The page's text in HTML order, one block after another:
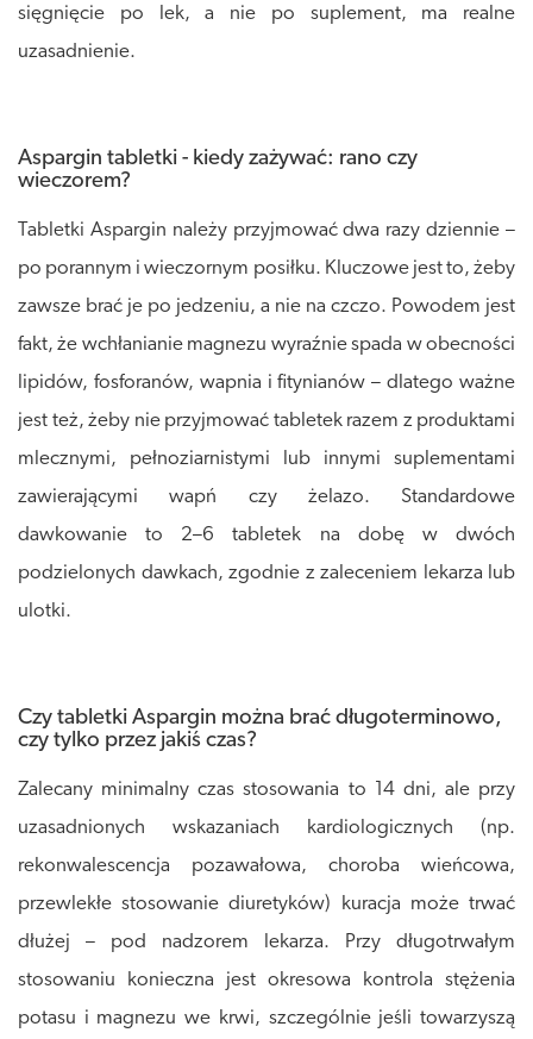
sięgnięcie po lek, a nie po suplement, ma realne
uzasadnienie.
Aspargin tabletki - kiedy zażywać: rano czy
wieczorem?
Tabletki Aspargin należy przyjmować dwa razy dziennie –
po porannym i wieczornym posiłku. Kluczowe jest to, żeby
zawsze brać je po jedzeniu, a nie na czczo. Powodem jest
fakt, że wchłanianie magnezu wyraźnie spada w obecności
lipidów, fosforanów, wapnia i fitynianów – dlatego ważne
jest też, żeby nie przyjmować tabletek razem z produktami
mlecznymi, pełnoziarnistymi lub innymi suplementami
zawierającymi wapń czy żelazo. Standardowe
dawkowanie to 2–6 tabletek na dobę w dwóch
podzielonych dawkach, zgodnie z zaleceniem lekarza lub
ulotki.
Czy tabletki Aspargin można brać długoterminowo,
czy tylko przez jakiś czas?
Zalecany minimalny czas stosowania to 14 dni, ale przy
uzasadnionych wskazaniach kardiologicznych (np.
rekonwalescencja pozawałowa, choroba wieńcowa,
przewlekłe stosowanie diuretyków) kuracja może trwać
dłużej – pod nadzorem lekarza. Przy długotrwałym
stosowaniu konieczna jest okresowa kontrola stężenia
potasu i magnezu we krwi, szczególnie jeśli towarzyszą